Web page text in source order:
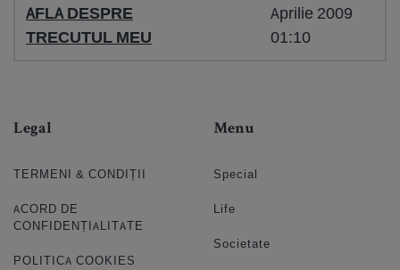
AFLA DESPRE
TRECUTUL MEU
Aprilie 2009
01:10
Legal
TERMENI & CONDIȚII
ACORD DE
CONFIDENȚIALITATE
POLITICA COOKIES
Menu
Special
Life
Societate